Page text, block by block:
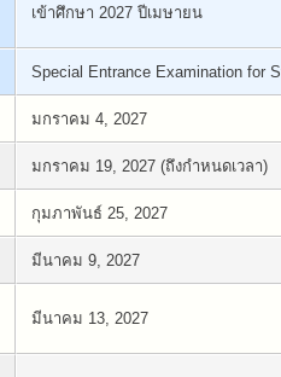
เข้าศึกษา 2027 ปีเมษายน
Special Entrance Examination for
มกราคม 4, 2027
มกราคม 19, 2027 (ถึงกำหนดเวลา)
กุมภาพันธ์ 25, 2027
มีนาคม 9, 2027
มีนาคม 13, 2027